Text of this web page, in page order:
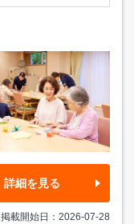
詳細を見る
掲載開始日：2026-07-28